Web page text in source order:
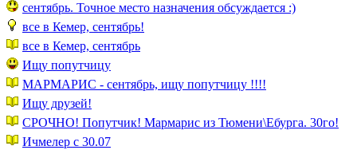
сентябрь. Точное место назначения обсуждается :)
все в Кемер, сентябрь!
все в Кемер, сентябрь
Ищу попутчицу
МАРМАРИС - сентябрь, ищу попутчицу !!!!
Ищу друзей!
СРОЧНО! Попутчик! Мармарис из Тюмени\Ебурга. 30го!
Ичмелер с 30.07